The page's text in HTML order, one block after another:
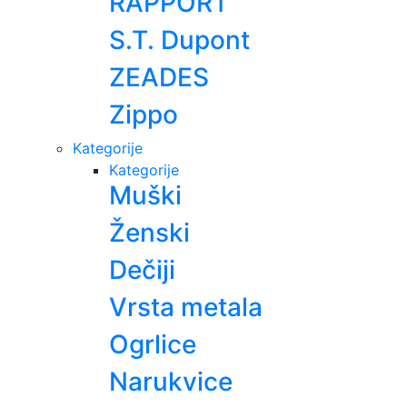
S.T. Dupont
ZEADES
Zippo
Kategorije
Kategorije
Muški
Ženski
Dečiji
Vrsta metala
Ogrlice
Narukvice